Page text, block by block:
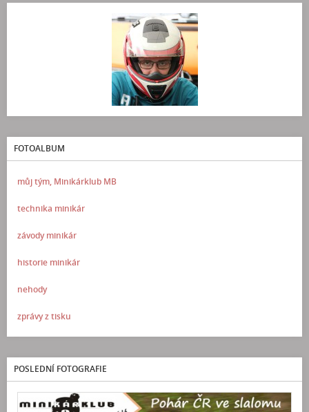
FOTOALBUM
můj tým, Minikárklub MB
technika minikár
závody minikár
historie minikár
nehody
zprávy z tisku
POSLEDNÍ FOTOGRAFIE